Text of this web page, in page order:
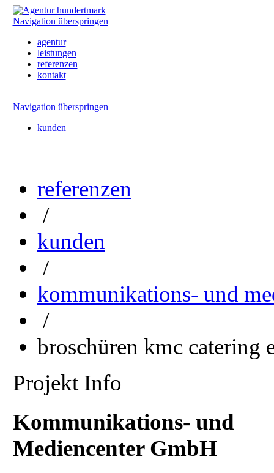
Navigation überspringen
agentur
leistungen
referenzen
kontakt
Navigation überspringen
kunden
referenzen
/
kunden
/
kommunikations- und
/
broschüren kmc catering
Projekt Info
Kommunikations- und
Mediencenter GmbH